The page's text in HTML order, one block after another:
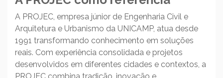
A PROJEC, empresa júnior de Engenharia Civil e
Arquitetura e Urbanismo da UNICAMP, atua desde
1991 transformando conhecimento em soluções
reais. Com experiência consolidada e projetos
desenvolvidos em diferentes cidades e contextos, a
PROJEC combina tradição, inovação e